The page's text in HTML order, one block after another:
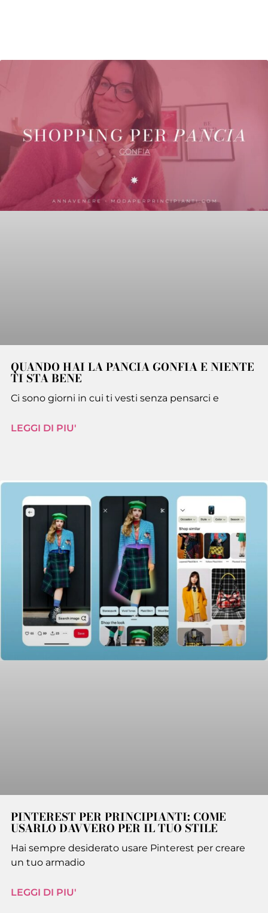
QUANDO HAI LA PANCIA GONFIA E NIENTE
TI STA BENE
Ci sono giorni in cui ti vesti senza pensarci e
LEGGI DI PIU'
PINTEREST PER PRINCIPIANTI: COME
USARLO DAVVERO PER IL TUO STILE
Hai sempre desiderato usare Pinterest per creare
un tuo armadio
LEGGI DI PIU'